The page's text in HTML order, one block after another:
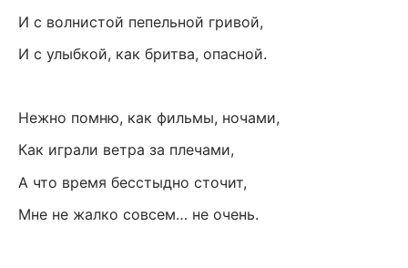
И с волнистой пепельной гривой,
И с улыбкой, как бритва, опасной.
Нежно помню, как фильмы, ночами,
Как играли ветра за плечами,
А что время бесстыдно сточит,
Мне не жалко совсем… не очень.